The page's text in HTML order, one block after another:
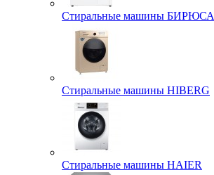
Стиральные машины БИРЮСА
Стиральные машины HIBERG
Стиральные машины HAIER